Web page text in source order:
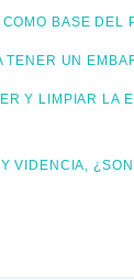
BASE DEL
TENER UN
Y LIMPIAR LA
VIDENCIA,